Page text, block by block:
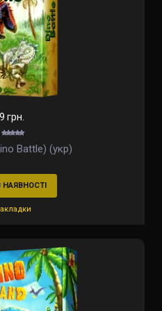
грн.
Battle) (укр)